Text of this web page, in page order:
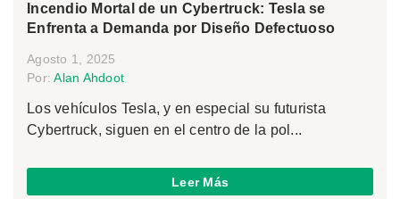
Incendio Mortal de un Cybertruck: Tesla se
Enfrenta a Demanda por Diseño Defectuoso
Agosto 1, 2025
Por:Alan Ahdoot
Los vehículos Tesla, y en especial su futurista
Cybertruck, siguen en el centro de la pol...
Leer Más